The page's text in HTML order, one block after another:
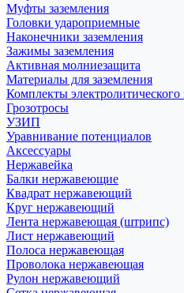
Муфты заземления
Головки удароприемные
Наконечники заземления
Зажимы заземления
Активная молниезащита
Материалы для заземления
Комплекты электролитического
Грозотросы
УЗИП
Уравнивание потенциалов
Аксессуары
Нержавейка
Балки нержавеющие
Квадрат нержавеющий
Круг нержавеющий
Лента нержавеющая (штрипс)
Лист нержавеющий
Полоса нержавеющая
Проволока нержавеющая
Рулон нержавеющий